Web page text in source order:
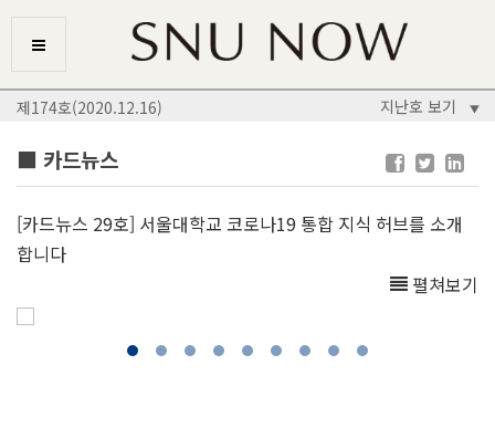
제174호(2020.12.16) 지난호 보기 ▼
■ 카드뉴스
[카드뉴스 29호] 서울대학교 코로나19 통합 지식 허브를 소개
합니다
펼쳐보기